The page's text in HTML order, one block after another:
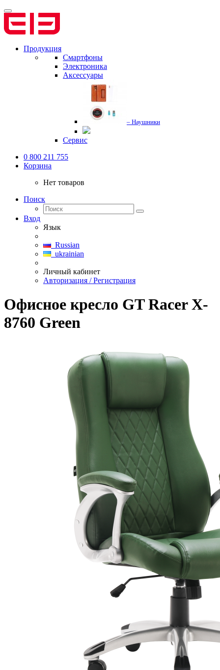
Продукция
Смартфоны
Электроника
Аксессуары
– Наушники
Сервис
0 800 211 755
Корзина
Нет товаров
Поиск
Вход
Язык
Russian
ukrainian
Личный кабинет
Авторизация / Регистрация
Офисное кресло GT Racer X-
8760 Green